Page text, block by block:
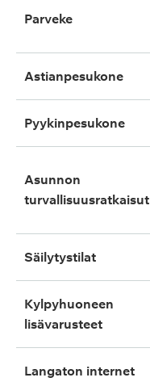
parveke
astianpesukone
pyykinpesukone
asunnon
turvallisuusratkaisut
säilytystilat
kylpyhuoneen
lisävarusteet
langaton internet